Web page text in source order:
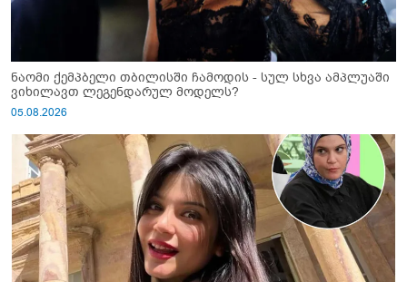
ნაომი ქემპბელი თბილისში ჩამოდის - სულ სხვა ამპლუაში
ვიხილავთ ლეგენდარულ მოდელს?
05.08.2026